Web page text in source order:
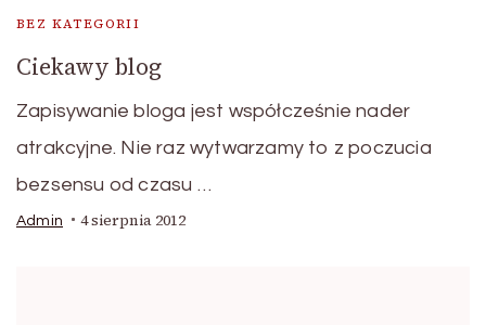
BEZ KATEGORII
Ciekawy blog
Zapisywanie bloga jest współcześnie nader
atrakcyjne. Nie raz wytwarzamy to z poczucia
bezsensu od czasu …
Admin 4 sierpnia 2012